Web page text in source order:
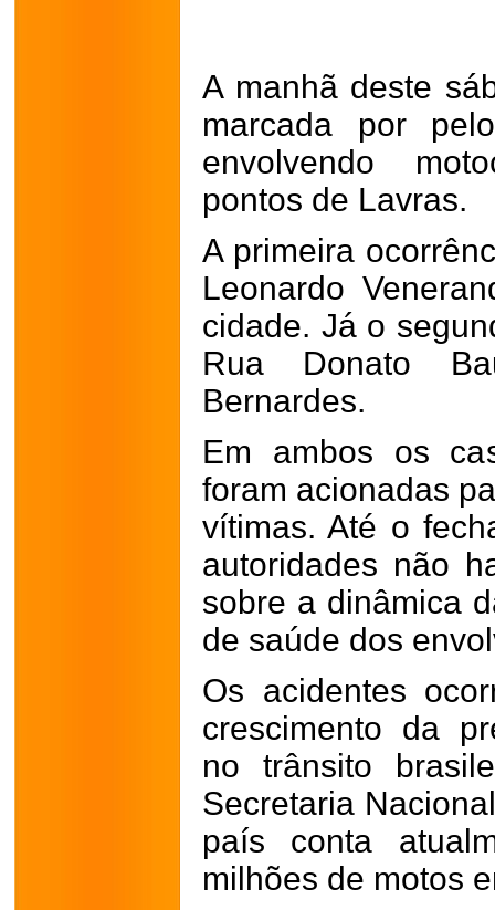
A manhã deste
marcada por
envolvendo
pontos de Lavras.
A primeira
Leonardo
cidade. Já o
Rua Donato
Bernardes.
Em ambos os
foram acionadas
vítimas. Até o
autoridades não
sobre a dinâmica
de saúde dos
Os acidentes
crescimento da
no trânsito
Secretaria
país conta
milhões de motos